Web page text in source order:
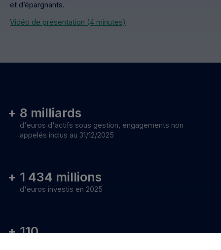
et d’épargnants.
Vidéo de présentation (4 minutes)
8 milliards
d'euros d'actifs sous gestion, engagements non
appelés inclus au 31/12/2025
1 434 millions
d'euros investis en 2025
110